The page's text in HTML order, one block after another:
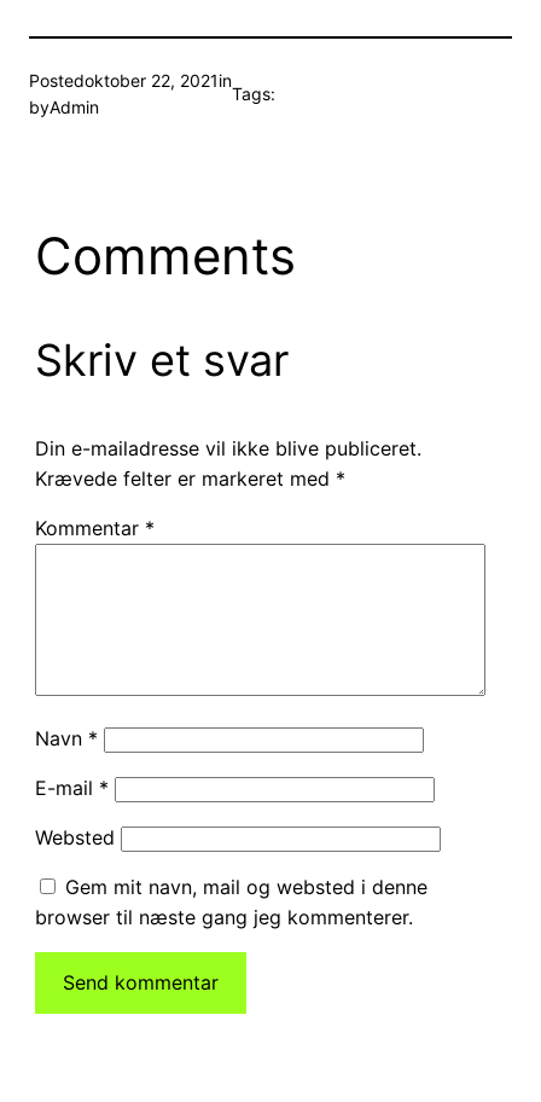
Postedoktober 22, 2021in
byAdmin
Tags:
Comments
Skriv et svar
Din e-mailadresse vil ikke blive publiceret.
Krævede felter er markeret med *
Kommentar *
Navn *
E-mail *
Websted
Gem mit navn, mail og websted i denne
browser til næste gang jeg kommenterer.